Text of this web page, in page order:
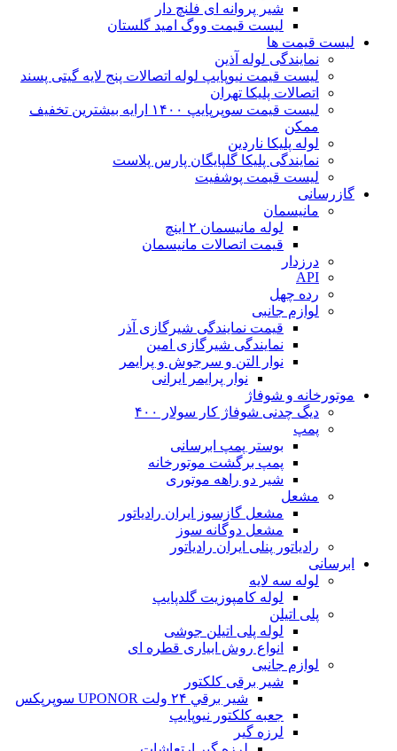
شیر پروانه ای فلنچ دار
لیست قیمت ووگ امید گلستان
لیست قیمت ها
نمایندگی لوله آذین
لیست قیمت نیوپایپ لوله اتصالات پنج لایه گیتی پسند
اتصالات پلیکا تهران
لیست قیمت سوپرپایپ ۱۴۰۰ ارایه بیشترین تخفیف
ممکن
لوله پلیکا ناردین
نمایندگی پلیکا گلپایگان پارس پلاست
لیست قیمت پوشفیت
گازرسانی
مانیسمان
لوله مانیسمان ۲ اینچ
قیمت اتصالات مانیسمان
درزدار
API
رده چهل
لوازم جانبی
قیمت نمایندگی شیرگازی آذر
نمایندگی شیرگازی امین
نوار التن و سرجوش و پرایمر
نوار پرایمر ایرانی
موتورخانه و شوفاژ
دیگ چدنی شوفاژ کار سولار ۴۰۰
پمپ
بوستر پمپ ابرسانی
پمپ برگشت موتورخانه
شیر دو راهه موتوری
مشعل
مشعل گازسوز ایران رادیاتور
مشعل دوگانه سوز
رادیاتور پنلی ایران رادیاتور
ابرسانی
لوله سه لایه
لوله کامپوزیت گلدپایپ
پلی اتیلن
لوله پلی اتیلن جوشی
انواع روش ابیاری قطره ای
لوازم جانبی
شیر برقی کلکتور
شير برقي ۲۴ ولت UPONOR سوپرپکس
جعبه کلکتور نیوپایپ
لرزه گیر